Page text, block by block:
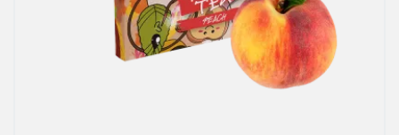
Жидкости для электронных сигарет
Подарочные наборы